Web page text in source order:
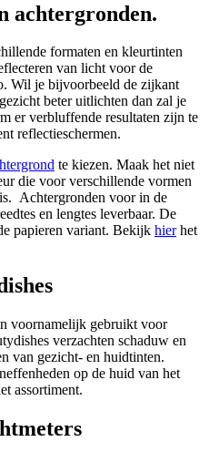
achtergronden.
formaten en kleurtinten
van licht voor de
Wil je bijvoorbeeld de zijkant
beter uitlichten dan zal je
er verbluffende resultaten zijn te
reflectieschermen.
te kiezen. Maak het niet
die voor verschillende vormen
Achtergronden voor in de
en lengtes leverbaar. De
papieren variant. Bekijk hierhet
voornamelijk gebruikt voor
verzachten schaduw en
van gezicht- en huidtinten.
op de huid van het
assortiment.